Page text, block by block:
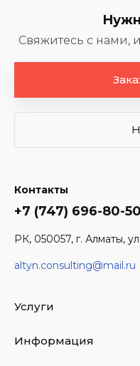
Свяжитесь с нами,
Контакты
+7 (747) 696-80-50
РК, 050057, г. Алматы,
altyn.consulting@mail.ru
Услуги
Информация